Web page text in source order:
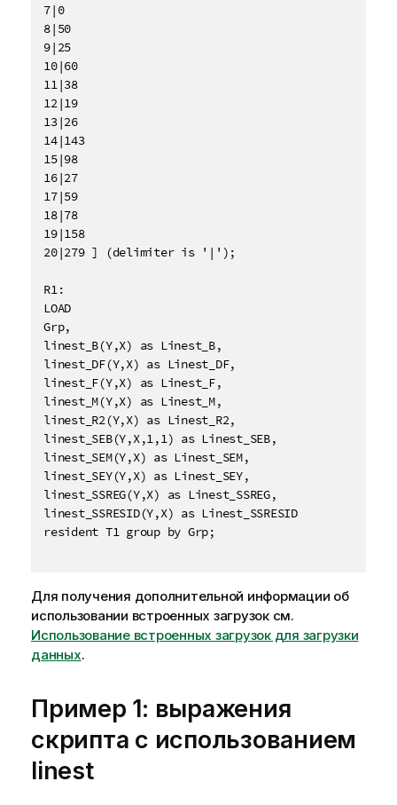
7|0
8|50
9|25
10|60
11|38
12|19
13|26
14|143
15|98
16|27
17|59
18|78
19|158
20|279 ] (delimiter is '|');
R1:
LOAD
Grp,
linest_B(Y,X) as Linest_B,
linest_DF(Y,X) as Linest_DF,
linest_F(Y,X) as Linest_F,
linest_M(Y,X) as Linest_M,
linest_R2(Y,X) as Linest_R2,
linest_SEB(Y,X,1,1) as Linest_SEB,
linest_SEM(Y,X) as Linest_SEM,
linest_SEY(Y,X) as Linest_SEY,
linest_SSREG(Y,X) as Linest_SSREG,
linest_SSRESID(Y,X) as Linest_SSRESID
resident T1 group by Grp;
Для получения дополнительной информации об
использовании встроенных загрузок см.
Использование встроенных загрузок для загрузки
данных.
Пример 1: выражения
скрипта с использованием
linest